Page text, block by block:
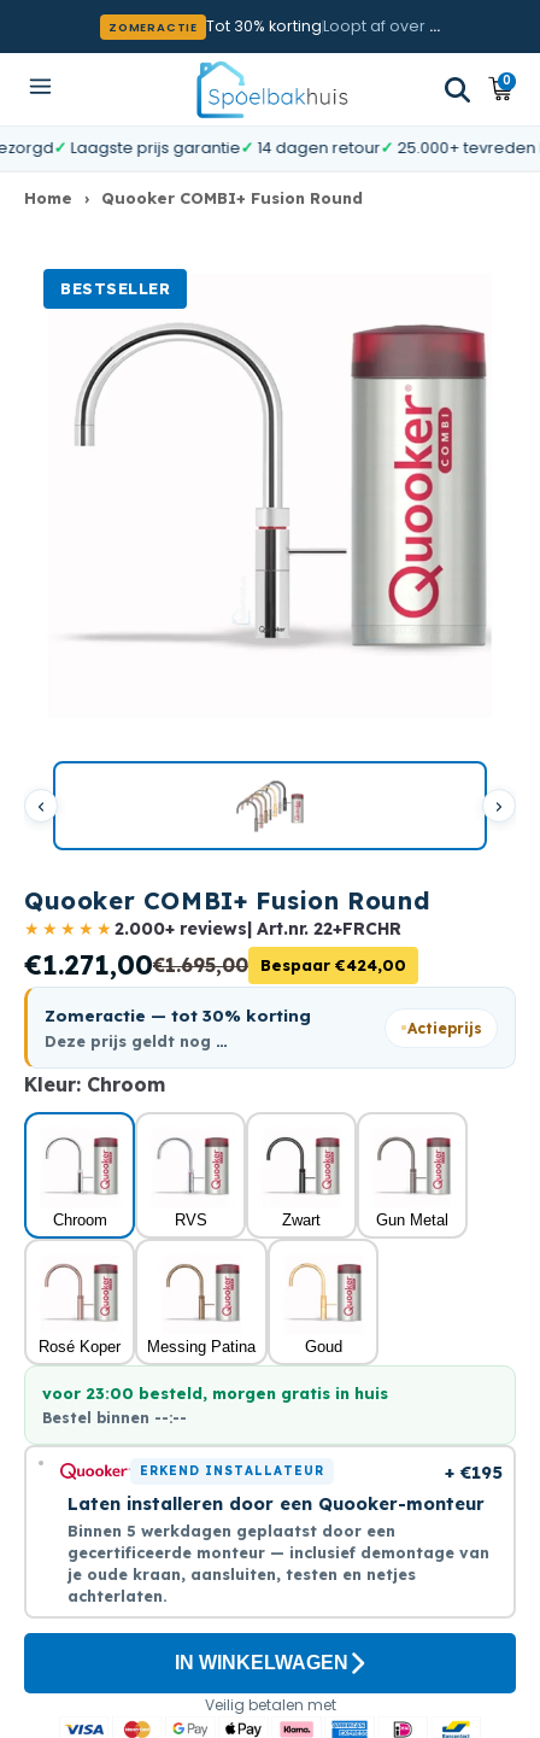
Meteen naar de content
ZOMERACTIE Tot 30% kortingLoopt af over …
00
✓Laagste prijs garantie✓14 dagen retour✓25.000+ tevreden
Home › Quooker COMBI+ Fusion Round
BESTSELLER
Quooker COMBI+ Fusion Round
★★★★★2.000+ reviews | Art.nr. 22+FRCHR
€1.271,00€1.695,00 Bespaar €424,00
Zomeractie — tot 30% korting
Deze prijs geldt nog …
Actieprijs
Kleur: Chroom
Chroom RVS Zwart Gun Metal
Rosé Koper Messing Patina Goud
voor 23:00 besteld, morgen gratis in huis
Bestel binnen --:--
ERKEND INSTALLATEUR
+ €195
Laten installeren door een Quooker-monteur
Binnen 5 werkdagen geplaatst door een
gecertificeerde monteur — inclusief demontage van
je oude kraan, aansluiten, testen en netjes
achterlaten.
IN WINKELWAGEN
Veilig betalen met